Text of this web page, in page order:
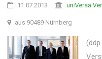
11.07.2013 uniVersa
aus 90489 Nürnberg